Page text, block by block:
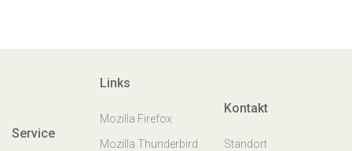
Service
Links
Mozilla Firefox
Mozilla Thunderbird
Kontakt
Standort